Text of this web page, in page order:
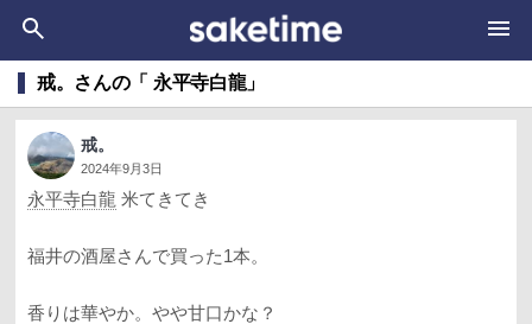
戒。さんの「 永平寺白龍」
戒。
2024年9月3日
永平寺白龍 米てきてき
福井の酒屋さんで買った1本。
香りは華やか。やや甘口かな？